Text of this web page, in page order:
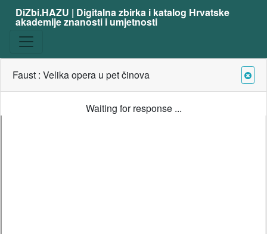
DiZbi.HAZU | Digitalna zbirka i katalog Hrvatske
akademije znanosti i umjetnosti
Faust : Velika opera u pet činova
Waiting for response ...